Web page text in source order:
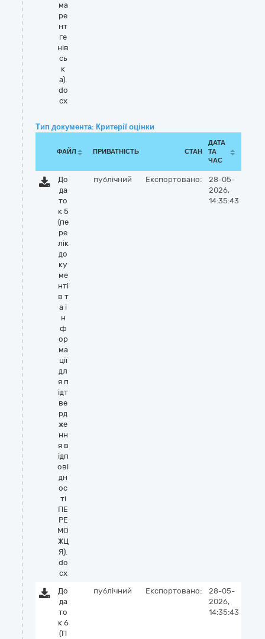
ма
ре
нт
ге
нів
сь
к
а).
do
cx
Тип документа: Критерії оцінки
ФАЙЛ ПРИВАТНІСТЬ СТАН
ДАТА
ТА
ЧАС
До
да
то
к 5
(пе
ре
лік
до
ку
ме
нті
в т
а і
н
ф
ор
ма
ції
дл
я п
ідт
ве
рд
же
нн
я в
ідп
ові
дн
ос
ті
ПЕ
РЕ
МО
ЖЦ
Я).
do
cx
публічний Експортовано:
28-05-
2026,
14:35:43
До
да
то
к 6
(П
публічний Експортовано:
28-05-
2026,
14:35:43